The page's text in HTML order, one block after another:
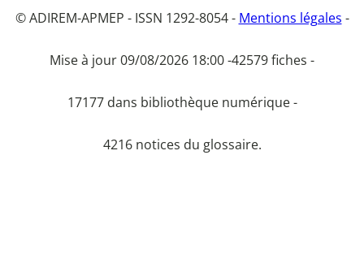
© ADIREM-APMEP - ISSN 1292-8054 - Mentions légales -
Mise à jour 09/08/2026 18:00 -42579 fiches -
17177 dans bibliothèque numérique -
4216 notices du glossaire.